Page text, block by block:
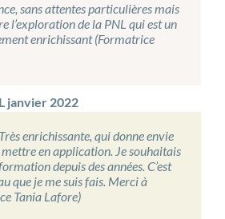
sans attentes particulières mais
l’exploration de la PNL qui est un
enrichissant (Formatrice
janvier 2022
enrichissante, qui donne envie
en application. Je souhaitais
depuis des années. C’est
que je me suis fais. Merci à
Tania Lafore)